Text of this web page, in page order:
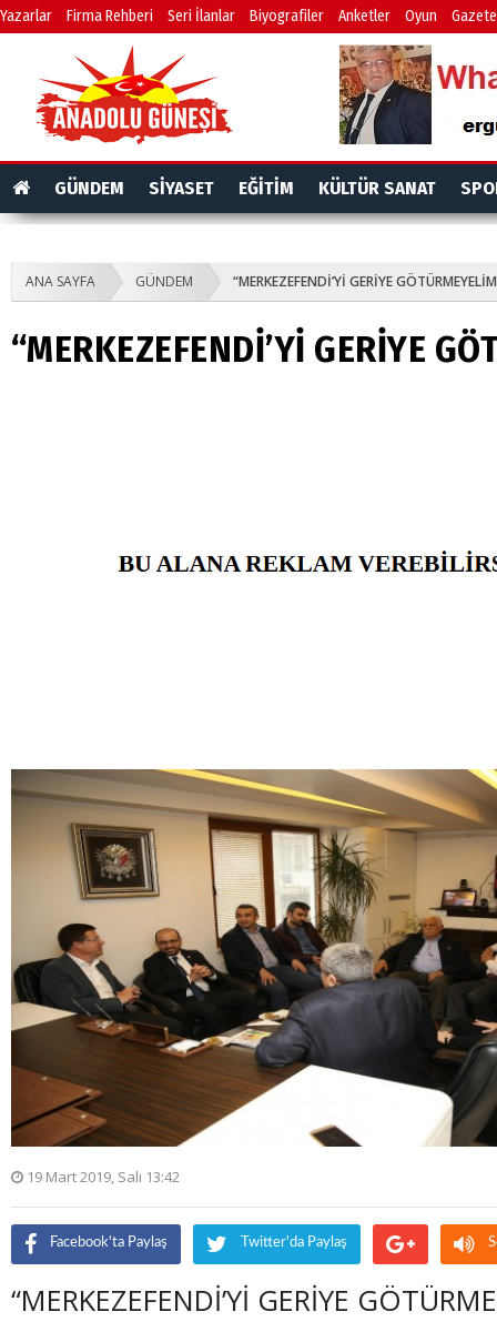
Yazarlar Firma Rehberi Seri İlanlar Biyografiler Anketler Oyun
GÜNDEM SİYASET EĞİTİM KÜLTÜR SANAT
ANA SAYFA GÜNDEM “MERKEZEFENDİ’Yİ GERİYE
“MERKEZEFENDİ’Yİ GERİYE
19 Mart 2019, Salı 13:42
Facebook'ta Paylaş Twitter'da Paylaş
“MERKEZEFENDİ’Yİ GERİYE